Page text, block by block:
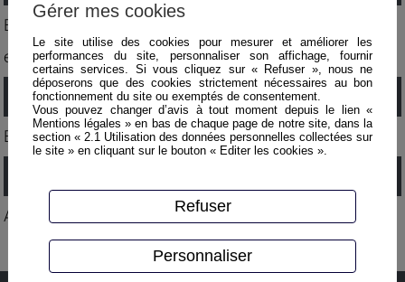
Exposés, vidéo, travaux de groupe, exercices pratiques,
etc.
Evaluation :
Evaluation au fur et à mesure de la formation
Attestation de formation
Gérer mes cookies
Le site utilise des cookies pour mesurer et améliorer les
performances du site, personnaliser son affichage, fournir
certains services. Si vous cliquez sur « Refuser », nous ne
déposerons que des cookies strictement nécessaires au bon
fonctionnement du site ou exemptés de consentement.
Vous pouvez changer d’avis à tout moment depuis le lien «
Mentions légales » en bas de chaque page de notre site, dans la
section « 2.1 Utilisation des données personnelles collectées sur
le site » en cliquant sur le bouton « Editer les cookies ».
Refuser
Personnaliser